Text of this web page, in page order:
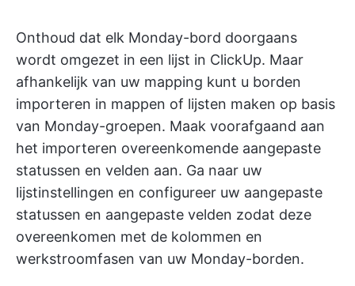
Onthoud dat elk Monday-bord doorgaans
wordt omgezet in een lijst in ClickUp. Maar
afhankelijk van uw mapping kunt u borden
importeren in mappen of lijsten maken op basis
van Monday-groepen. Maak voorafgaand aan
het importeren overeenkomende aangepaste
statussen en velden aan. Ga naar uw
lijstinstellingen en configureer uw aangepaste
statussen en aangepaste velden zodat deze
overeenkomen met de kolommen en
werkstroomfasen van uw Monday-borden.